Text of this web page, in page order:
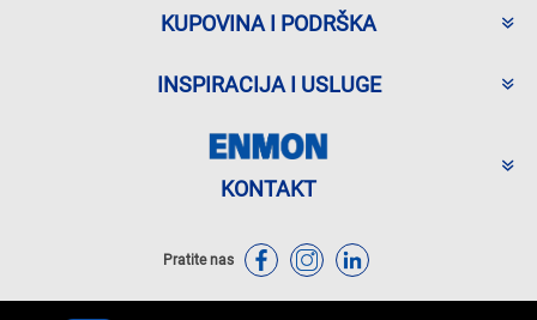
KUPOVINA I PODRŠKA
INSPIRACIJA I USLUGE
KONTAKT
Pratite nas